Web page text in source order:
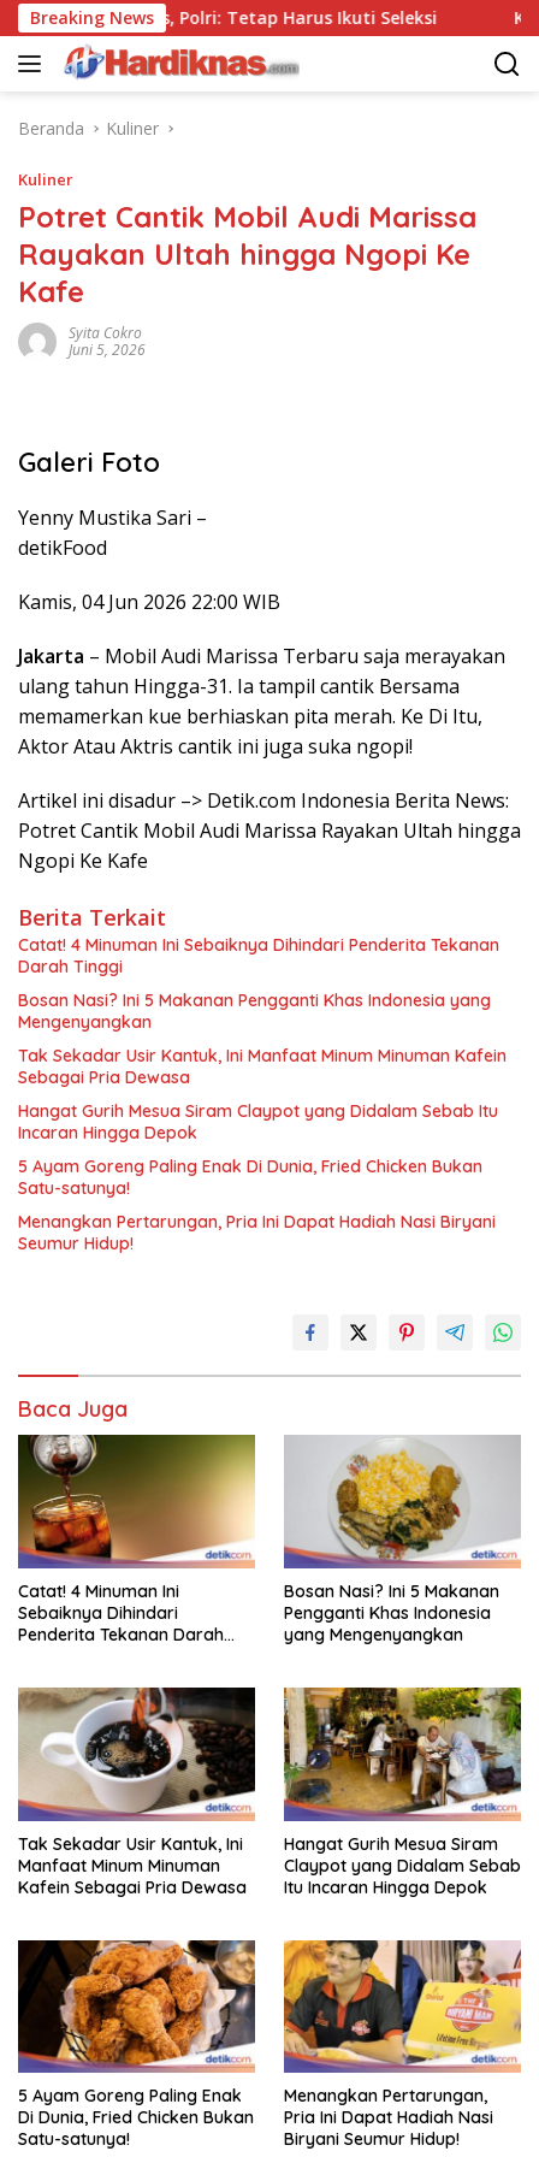
Langsung
ke
konten
Breaking News
Tanpa Tes, Polri: Tetap Harus Ikuti Seleksi
Beranda Kuliner
Kuliner
Potret Cantik Mobil Audi Marissa
Rayakan Ultah hingga Ngopi Ke
Kafe
Syita Cokro
Juni 5, 2026
Galeri Foto
Yenny Mustika Sari –
detikFood
Kamis, 04 Jun 2026 22:00 WIB
Jakarta – Mobil Audi Marissa Terbaru saja merayakan
ulang tahun Hingga-31. Ia tampil cantik Bersama
memamerkan kue berhiaskan pita merah. Ke Di Itu,
Aktor Atau Aktris cantik ini juga suka ngopi!
Artikel ini disadur –> Detik.com Indonesia Berita News:
Potret Cantik Mobil Audi Marissa Rayakan Ultah hingga
Ngopi Ke Kafe
Berita Terkait
Catat! 4 Minuman Ini Sebaiknya Dihindari Penderita Tekanan
Darah Tinggi
Bosan Nasi? Ini 5 Makanan Pengganti Khas Indonesia yang
Mengenyangkan
Tak Sekadar Usir Kantuk, Ini Manfaat Minum Minuman Kafein
Sebagai Pria Dewasa
Hangat Gurih Mesua Siram Claypot yang Didalam Sebab Itu
Incaran Hingga Depok
5 Ayam Goreng Paling Enak Di Dunia, Fried Chicken Bukan
Satu-satunya!
Menangkan Pertarungan, Pria Ini Dapat Hadiah Nasi Biryani
Seumur Hidup!
Baca Juga
Catat! 4 Minuman Ini
Sebaiknya Dihindari
Penderita Tekanan Darah
Bosan Nasi? Ini 5 Makanan
Pengganti Khas Indonesia
yang Mengenyangkan
Tak Sekadar Usir Kantuk, Ini
Manfaat Minum Minuman
Kafein Sebagai Pria Dewasa
Hangat Gurih Mesua Siram
Claypot yang Didalam Sebab
Itu Incaran Hingga Depok
5 Ayam Goreng Paling Enak
Di Dunia, Fried Chicken Bukan
Satu-satunya!
Menangkan Pertarungan,
Pria Ini Dapat Hadiah Nasi
Biryani Seumur Hidup!